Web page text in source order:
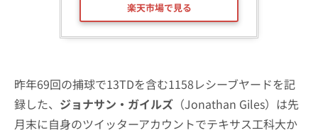
楽天市場で見る
昨年69回の捕球で13TDを含む1158レシーブヤードを記
録した、 ジョナサン・ガイルズ （Jonathan Giles）は先
月末に自身のツイッターアカウントでテキサス工科大か